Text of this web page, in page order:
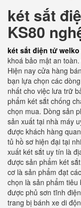
két sắt
KS80
két sắt điện tử welko
khoá bảo mật an
Hiện nay cửa hàng
bạn lựa chọn các
nhất cho việc lưa trữ
phẩm két sắt chống
chọn mua. Dòng sản
sản xuất tại nhà máy
được khách hàng
tủ hồ sơ hiện đại tại
xuất két sắt uy tín là
được sản phẩm két
cơ là sản phẩm đạt
chọn là sản phẩm
được phủ sơn tĩnh
trang bị bánh xe di